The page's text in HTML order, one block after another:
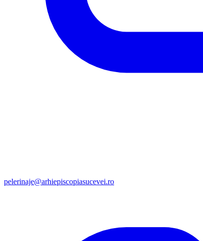
pelerinaje@arhiepiscopiasucevei.ro